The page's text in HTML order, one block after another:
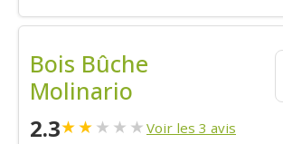
Bois Bûche
Molinario
2.3★★★ ★ ★ Voir les 3 avis